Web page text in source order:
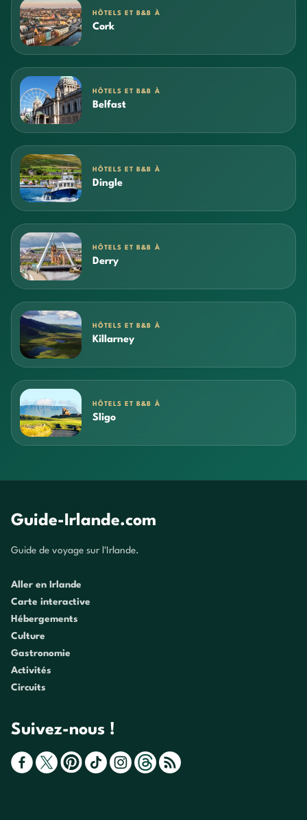
HÔTELS ET B&B À
Cork
HÔTELS ET B&B À
Belfast
HÔTELS ET B&B À
Dingle
HÔTELS ET B&B À
Derry
HÔTELS ET B&B À
Killarney
HÔTELS ET B&B À
Sligo
Guide-Irlande.com
Guide de voyage sur l'Irlande.
Aller en Irlande
Carte interactive
Hébergements
Culture
Gastronomie
Activités
Circuits
Suivez-nous !